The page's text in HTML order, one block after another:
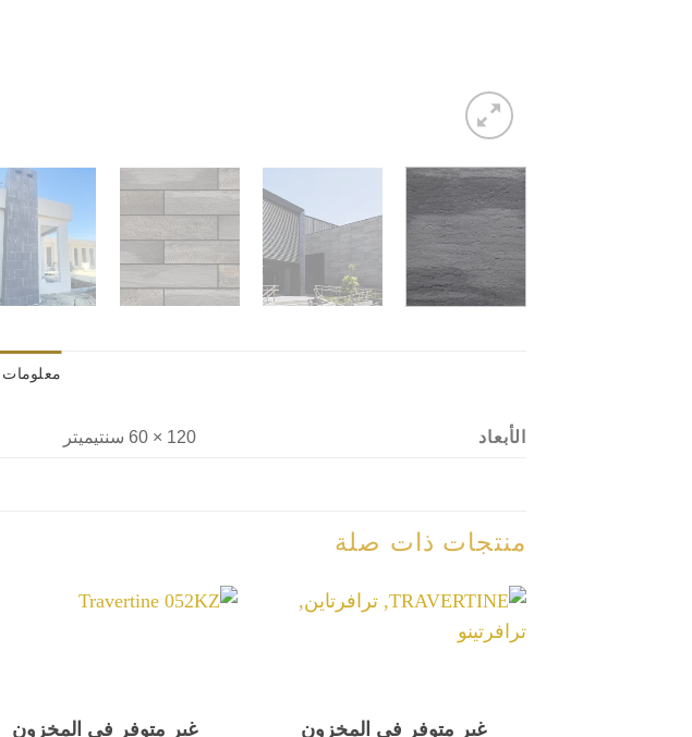
معلومات
الأبعاد 120 × 60 سنتيميتر
منتجات ذات صلة
غير متوفر في المخزون غير متوفر في المخزون